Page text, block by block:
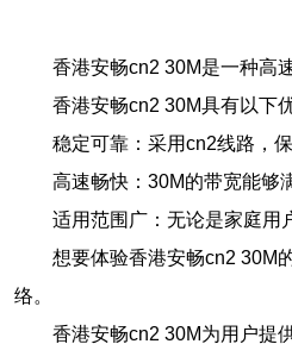
香港安畅cn2 30M是一种高
香港安畅cn2 30M具有以下
稳定可靠：采用cn2线路，
高速畅快：30M的带宽能够
适用范围广：无论是家庭用
想要体验香港安畅cn2 30M
络。
香港安畅cn2 30M为用户提